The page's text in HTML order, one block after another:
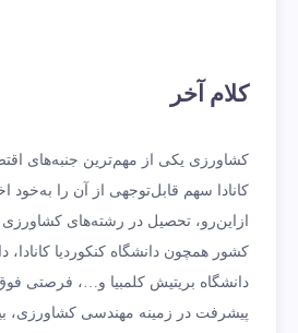
کلام آخر
کشاورزی یکی از مهم‌ترین جنبه‌های
کانادا سهم قابل‌توجهی از آن را به‌خود
ازاین‌رو، تحصیل در رشته‌های کشاورزی
کشور همچون دانشگاه کنکوردیا کانادا،
دانشگاه بریتیش کلمبیا و…، فرصتی
پیشرفت در زمینه مهندسی کشاورزی،